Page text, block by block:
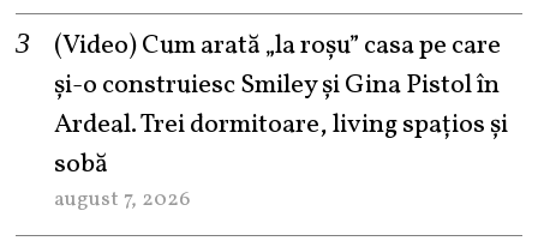
(Video) Cum arată „la roşu” casa pe care
şi-o construiesc Smiley şi Gina Pistol în
Ardeal. Trei dormitoare, living spațios și
sobă
august 7, 2026